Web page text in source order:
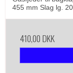
455 mm Slag lg.
410,00 DKK